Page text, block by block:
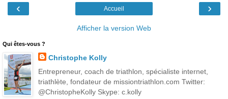
‹ ›
Accueil
Afficher la version Web
Qui êtes-vous ?
Christophe Kolly
Entrepreneur, coach de triathlon, spécialiste internet,
triathlète, fondateur de missiontriathlon.com Twitter:
@ChristopheKolly Skype: c.kolly